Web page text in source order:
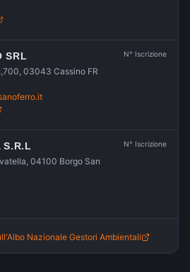
SRL
03043 Cassino FR
N° Iscrizione
S.R.L
04100 Borgo San
N° Iscrizione
Nazionale Gestori Ambientali